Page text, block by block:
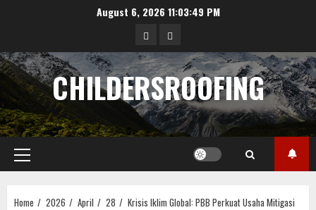
August 6, 2026 11:03:50 PM
data
hongkong
angka
pengeluaran
sgp
CHILDERSROOFING
Primary
Menu
Home 2026 April 28 Krisis Iklim Global: PBB Perkuat Usaha Mitigasi